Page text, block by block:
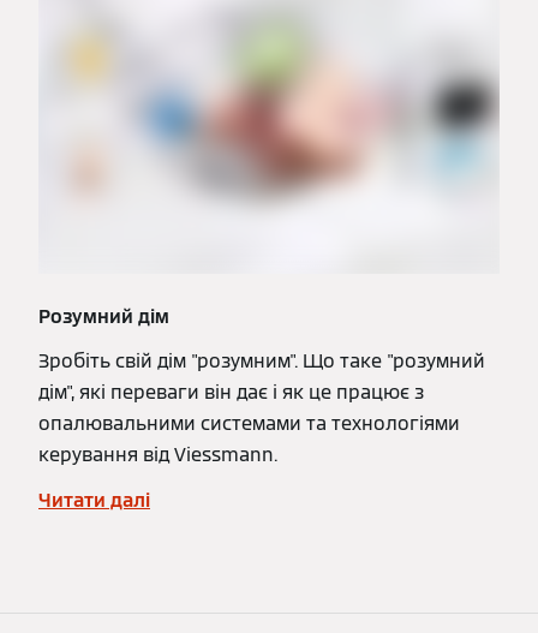
Розумний дім
Зробіть свій дім "розумним". Що таке "розумний
дім", які переваги він дає і як це працює з
опалювальними системами та технологіями
керування від Viessmann.
Читати далі